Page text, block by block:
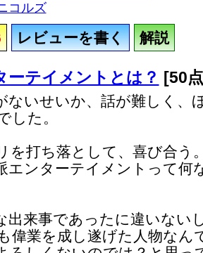
コルズ
レビューを書く 解説
ーテイメントとは？ [50
ないせいか、話が難しく、
した。
を打ち落として、喜び合う
エンターテイメントって何
出来事であったに違いない
偉業を成し遂げた人物なん